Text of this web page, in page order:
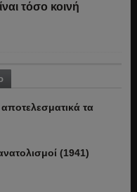
τόσο κοινή
τα
(1941)